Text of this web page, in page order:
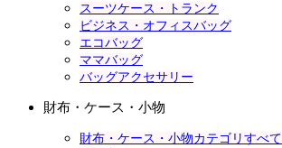
スーツケース・トランク
ビジネス・オフィスバッグ
エコバッグ
ママバッグ
バッグアクセサリー
財布・ケース・小物
財布・ケース・小物カテゴリすべて